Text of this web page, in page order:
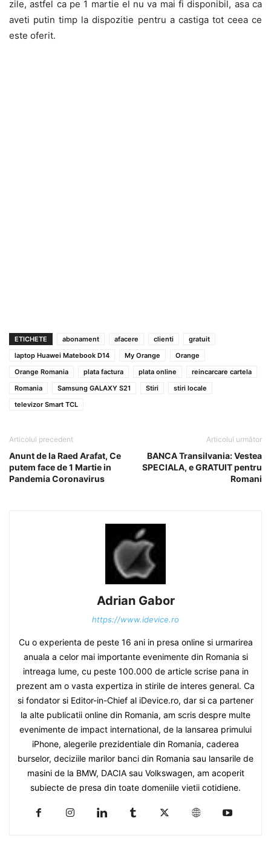
zile, astfel ca pe 1 martie el nu va mai fi disponibil, asa ca
aveti putin timp la dispozitie pentru a castiga tot ceea ce
este oferit.
ETICHETE abonament afacere clienti
gratuit
laptop Huawei Matebook D14
My Orange
Orange
Orange Romania
plata factura plata online
reincarcare cartela
Romania
Samsung GALAXY S21 Stiri
stiri locale
televizor Smart TCL
Articolul precedent
Anunt de la Raed Arafat, Ce
putem face de 1 Martie in
Pandemia Coronavirus
Articolul următor
BANCA Transilvania: Vestea
SPECIALA, e GRATUIT pentru
Romani
Adrian Gabor
https://www.idevice.ro
Cu o experienta de peste 16 ani in presa online si urmarirea
anuala a celor mai importante evenimente din Romania si
intreaga lume, cu peste 100.000 de article scrise pana in
prezent am o vasta expertiza in stirile de interes general. Ca
si fondator si Editor-in-Chief al iDevice.ro, dar si ca partener
la alte publicatii online din Romania, am scris despre multe
evenimente de impact international, de la lansarea primului
iPhone, alegerile prezidentiale din Romania, caderea
burselor, deciziile marilor banci din Romania sau lansarile de
masini de la BMW, DACIA sau Volkswagen, am acoperit
subiecte de presa din toate domeniile vietii cotidiene.